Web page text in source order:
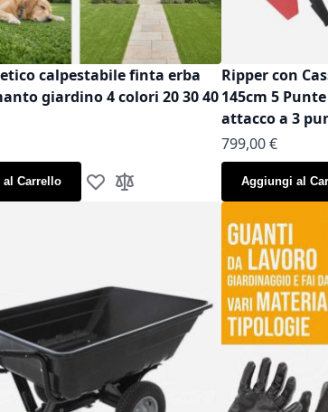
calpestabile finta erba
giardino 4 colori 20 30 40
Carrello Aggiungi alla lista desideri
Aggiungi al confronto
Ripper con
145cm 5
attacco a 3
799,00 €
Aggiungi al